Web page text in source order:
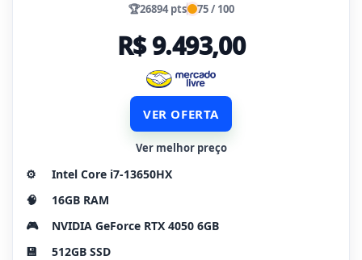
🏆26894 pts 75 / 100
R$ 9.493,00
VER OFERTA
Ver melhor preço
⚙️
Intel Core i7-13650HX
🧠
16GB RAM
🎮
NVIDIA GeForce RTX 4050 6GB
💾
512GB SSD